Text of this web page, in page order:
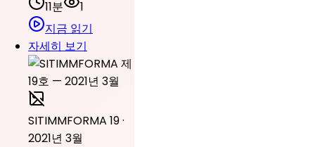
11분
1
지금 읽기
자세히 보기
SITIMMFORMA 19 ·
2021년 3월